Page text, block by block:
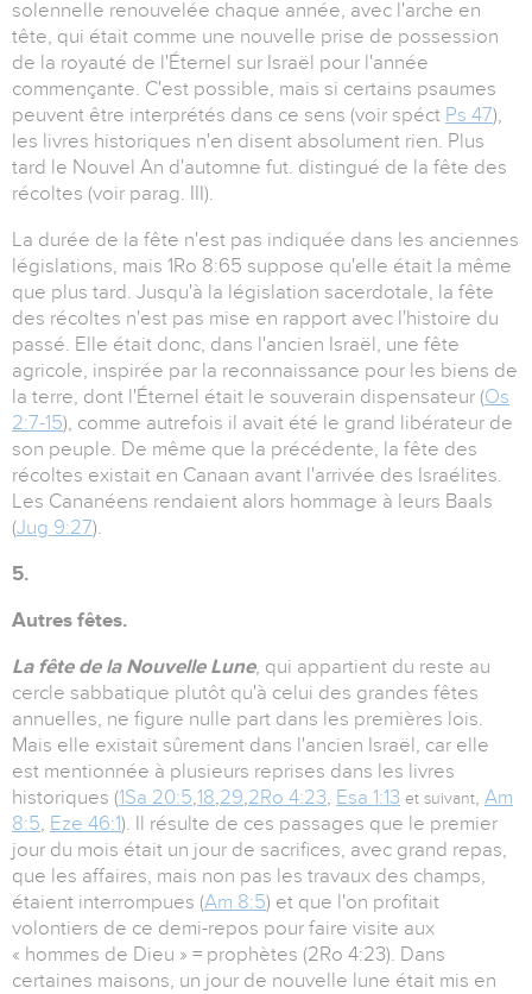
solennelle renouvelée chaque année, avec l'arche en
tête, qui était comme une nouvelle prise de possession
de la royauté de l'Éternel sur Israël pour l'année
commençante. C'est possible, mais si certains psaumes
peuvent être interprétés dans ce sens (voir spéct Ps 47),
les livres historiques n'en disent absolument rien. Plus
tard le Nouvel An d'automne fut. distingué de la fête des
récoltes (voir parag. III).
La durée de la fête n'est pas indiquée dans les anciennes
législations, mais 1Ro 8:65 suppose qu'elle était la même
que plus tard. Jusqu'à la législation sacerdotale, la fête
des récoltes n'est pas mise en rapport avec l'histoire du
passé. Elle était donc, dans l'ancien Israël, une fête
agricole, inspirée par la reconnaissance pour les biens de
la terre, dont l'Éternel était le souverain dispensateur (Os
2:7-15), comme autrefois il avait été le grand libérateur de
son peuple. De même que la précédente, la fête des
récoltes existait en Canaan avant l'arrivée des Israélites.
Les Cananéens rendaient alors hommage à leurs Baals
(Jug 9:27).
5.
Autres fêtes.
La fête de la Nouvelle Lune, qui appartient du reste au
cercle sabbatique plutôt qu'à celui des grandes fêtes
annuelles, ne figure nulle part dans les premières lois.
Mais elle existait sûrement dans l'ancien Israël, car elle
est mentionnée à plusieurs reprises dans les livres
historiques (1Sa 20:5,18,29,2Ro 4:23, Esa 1:13 et suivant, Am
8:5, Eze 46:1). Il résulte de ces passages que le premier
jour du mois était un jour de sacrifices, avec grand repas,
que les affaires, mais non pas les travaux des champs,
étaient interrompues (Am 8:5) et que l'on profitait
volontiers de ce demi-repos pour faire visite aux
« hommes de Dieu » = prophètes (2Ro 4:23). Dans
certaines maisons, un jour de nouvelle lune était mis en